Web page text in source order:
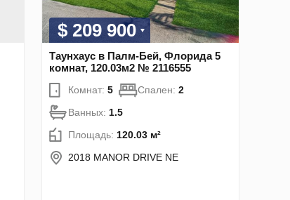
$ 209 900
Таунхаус в Палм-Бей, Флорида 5
комнат, 120.03м2 № 2116555
Комнат: 5 Спален: 2
Ванных: 1.5
Площадь: 120.03 м²
2018 MANOR DRIVE NE